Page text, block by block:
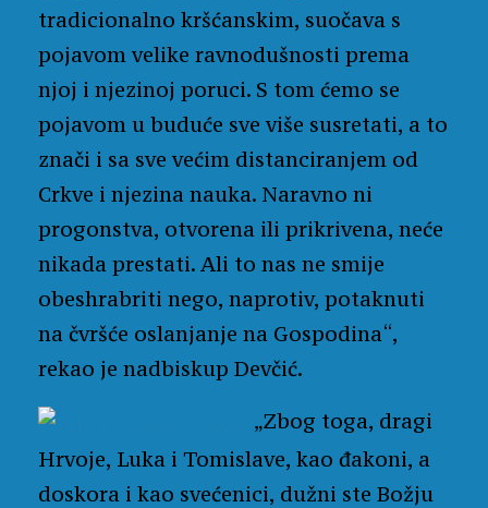
tradicionalno kršćanskim, suočava s
pojavom velike ravnodušnosti prema
njoj i njezinoj poruci. S tom ćemo se
pojavom u buduće sve više susretati, a to
znači i sa sve većim distanciranjem od
Crkve i njezina nauka. Naravno ni
progonstva, otvorena ili prikrivena, neće
nikada prestati. Ali to nas ne smije
obeshrabriti nego, naprotiv, potaknuti
na čvršće oslanjanje na Gospodina“,
rekao je nadbiskup Devčić.
„Zbog toga, dragi
Hrvoje, Luka i Tomislave, kao đakoni, a
doskora i kao svećenici, dužni ste Božju